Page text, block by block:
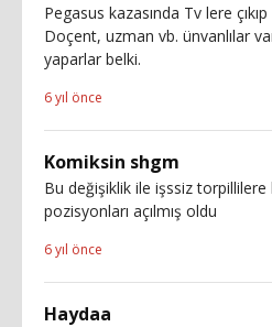
Pegasus kazasında Tv lere
Doçent, uzman vb. ünvanlılar
yaparlar belki.
6 yıl önce
Komiksin shgm
Bu değişiklik ile işssiz torpillilere
pozisyonları açılmış oldu
6 yıl önce
Haydaa